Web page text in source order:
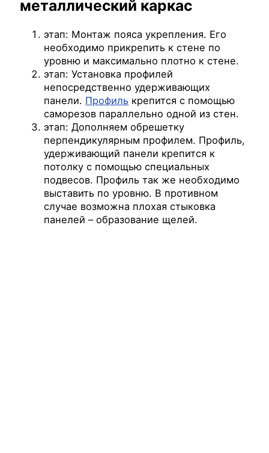
металлический каркас
этап: Монтаж пояса укрепления. Его
необходимо прикрепить к стене по
уровню и максимально плотно к стене.
этап: Установка профилей
непосредственно удерживающих
панели. Профиль крепится с помощью
саморезов параллельно одной из стен.
этап: Дополняем обрешетку
перпендикулярным профилем. Профиль,
удерживающий панели крепится к
потолку с помощью специальных
подвесов. Профиль так же необходимо
выставить по уровню. В противном
случае возможна плохая стыковка
панелей – образование щелей.